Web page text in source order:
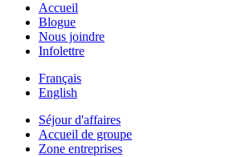
Accueil
Blogue
Nous joindre
Infolettre
Français
English
Séjour d'affaires
Accueil de groupe
Zone entreprises